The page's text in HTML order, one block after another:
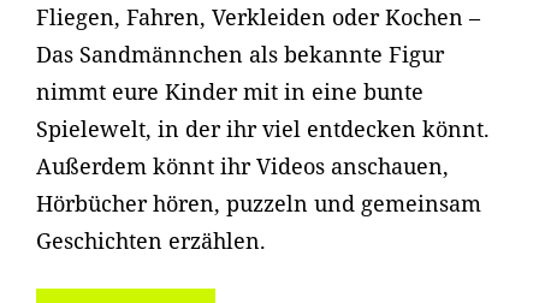
Fliegen, Fahren, Verkleiden oder Kochen –
Das Sandmännchen als bekannte Figur
nimmt eure Kinder mit in eine bunte
Spielewelt, in der ihr viel entdecken könnt.
Außerdem könnt ihr Videos anschauen,
Hörbücher hören, puzzeln und gemeinsam
Geschichten erzählen.